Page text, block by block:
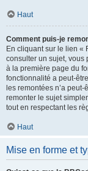
Haut
Comment puis-je
En cliquant sur le lien «
consulter un sujet, vous
à la première page du
fonctionnalité a peut-
les remontées n’a
remonter le sujet
tout en respectant les
Haut
Mise en forme et